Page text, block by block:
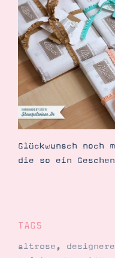
Suche Impressum
Glückwunsch
die so ein
TAGS
altrose,